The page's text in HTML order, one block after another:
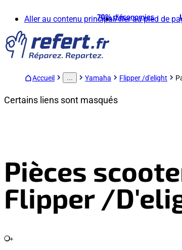
Aller au contenu principalAller au pied de
70%d'économies
Accueil ... Yamaha Flipper /d'elight
Certains liens sont masqués
Pièces
Flipper /
+